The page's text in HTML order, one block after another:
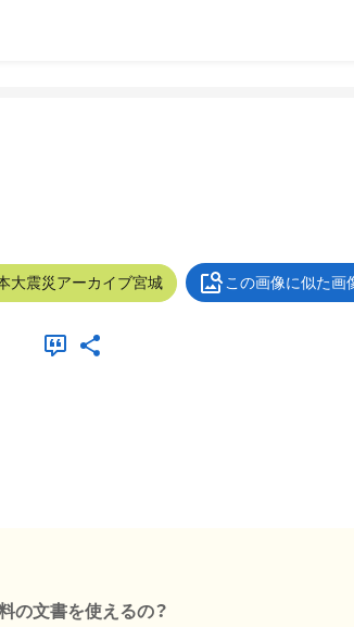
大震災アーカイブ宮城 この画像に似た画
の文書を使えるの？